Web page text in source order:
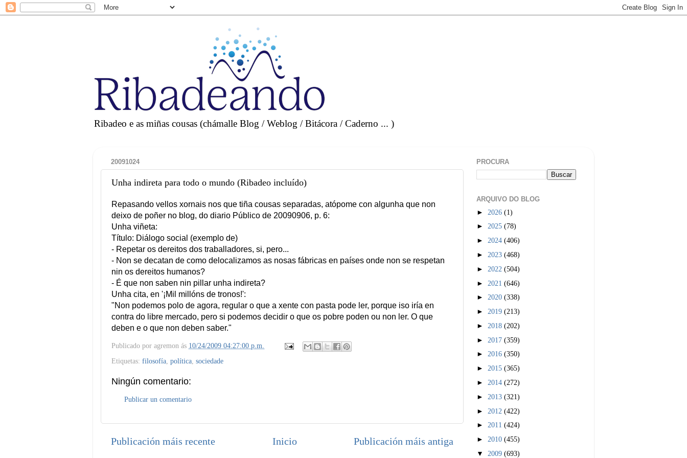
Ribadeo e as miñas cousas (chámalle Blog / Weblog / Bitácora / Caderno ... )
20091024
Unha indireta para todo o mundo (Ribadeo incluído)
Repasando vellos xornais nos que tiña cousas separadas, atópome con algunha que non
deixo de poñer no blog, do diario Público de 20090906, p. 6:
Unha viñeta:
Título: Diálogo social (exemplo de)
- Repetar os dereitos dos traballadores, si, pero...
- Non se decatan de como delocalizamos as nosas fábricas en países onde non se respetan
nin os dereitos humanos?
- É que non saben nin pillar unha indireta?
Unha cita, en '¡Mil millóns de tronos!':
"Non podemos polo de agora, regular o que a xente con pasta pode ler, porque iso iría en
contra do libre mercado, pero si podemos decidir o que os pobre poden ou non ler. O que
deben e o que non deben saber."
Publicado por agremon ás 10/24/2009 04:27:00 p.m.
Etiquetas: filosofía política sociedade
Ningún comentario:
Publicar un comentario
Publicación máis recente Publicación máis antiga
Inicio
PROCURA
ARQUIVO DO BLOG
► 2026 (1)
► 2025 (78)
► 2024 (406)
► 2023 (468)
► 2022 (504)
► 2021 (646)
► 2020 (338)
► 2019 (213)
► 2018 (202)
► 2017 (359)
► 2016 (350)
► 2015 (365)
► 2014 (272)
► 2013 (321)
► 2012 (422)
► 2011 (424)
► 2010 (455)
▼ 2009 (693)